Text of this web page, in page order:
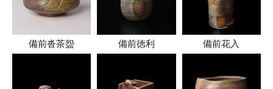
備前沓茶盌 備前徳利 備前花入